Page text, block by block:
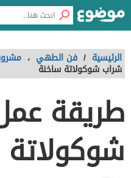
الرئيسية / فن الطهي ،
شراب شوكولاتة ساخنة
طريقة